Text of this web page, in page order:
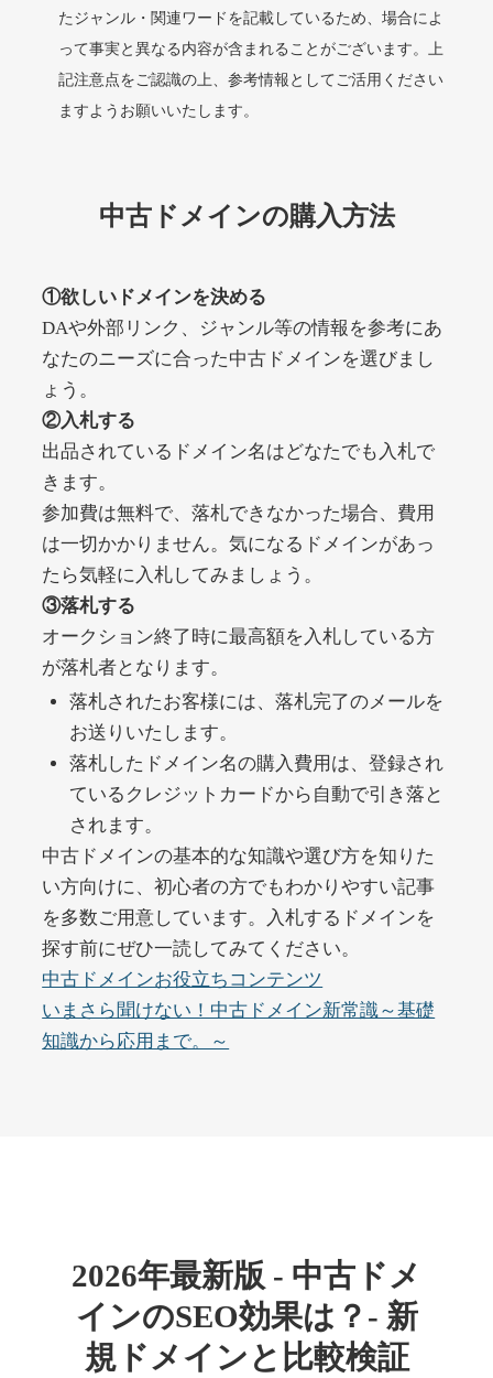
詳細を見る
DA51 外部リンク数 1202 ドメイン年齢1年
入札 0件
詳細を見る
10,800円 入札 0件
debtconsolidationorg.info
ジャンル
DA49 外部リンク数389 ドメイン年齢1年
10,800円 入札 0件
詳細を見る
portalvidalivre.com
ジャンル その他
DA47 外部リンク数2202 ドメイン年齢 5年
10,800円 入札 0件
buywrite-plus.com
ジャンルその他
DA 45 外部リンク数4677 ドメイン年齢2年
10,800円 入札 0件
詳細を見る
外部リンク数963 ドメイン年齢
4,500円
たジャンル・関連ワードを記載しているため、場合によ
って事実と異なる内容が含まれることがございます。上
記注意点をご認識の上、参考情報としてご活用ください
ますようお願いいたします。
中古ドメインの購入方法
①欲しいドメインを決める
DAや外部リンク、ジャンル等の情報を参考にあ
なたのニーズに合った中古ドメインを選びまし
ょう。
②入札する
出品されているドメイン名はどなたでも入札で
きます。
参加費は無料で、落札できなかった場合、費用
は一切かかりません。気になるドメインがあっ
たら気軽に入札してみましょう。
③落札する
オークション終了時に最高額を入札している方
が落札者となります。
落札されたお客様には、落札完了のメールを
お送りいたします。
落札したドメイン名の購入費用は、登録され
ているクレジットカードから自動で引き落と
されます。
中古ドメインの基本的な知識や選び方を知りた
い方向けに、初心者の方でもわかりやすい記事
を多数ご用意しています。入札するドメインを
探す前にぜひ一読してみてください。
中古ドメインお役立ちコンテンツ
いまさら聞けない！中古ドメイン新常識～基礎
知識から応用まで。～
2026年最新版 - 中古ドメ
インのSEO効果は？- 新
規ドメインと比較検証